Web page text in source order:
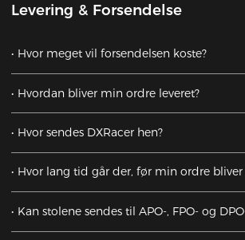
Levering & Forsendelse
Hvor meget vil forsendelsen koste?
Hvordan bliver min ordre leveret?
Hvor sendes DXRacer hen?
Hvor lang tid går der, før min ordre bliver
Kan stolene sendes til APO-, FPO- og